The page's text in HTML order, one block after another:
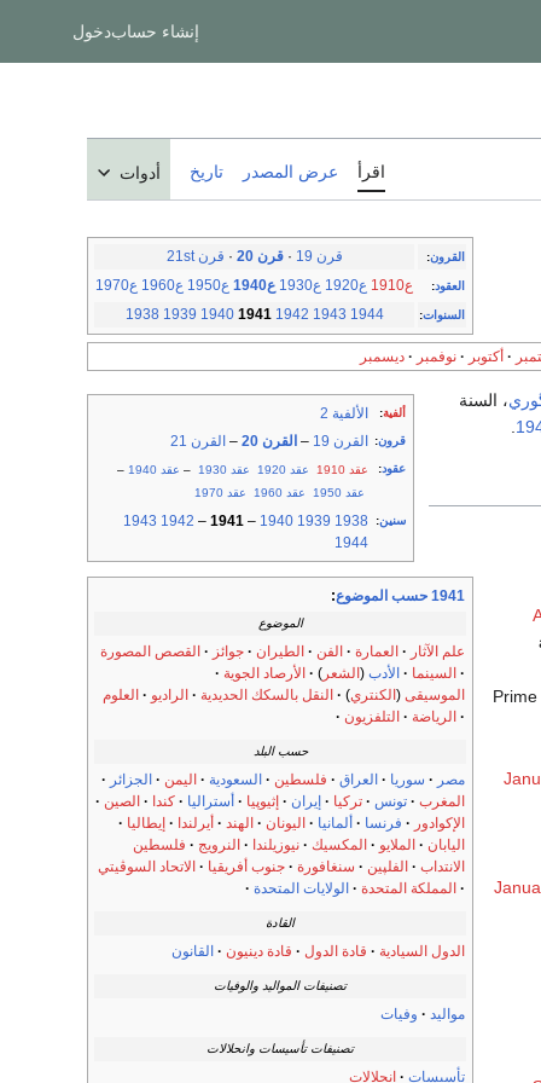
إنشاء حسابدخول
اقرأ عرض المصدر تاريخ أدوات
القرون: قرن 19 ·قرن 20 · قرن 21st
العقود: ع1910 ع1920 ع1930 ع1940 ع1950 ع1960 ع1970
السنوات:
1938 1939 1940 1941 1942 1943 1944
أكتوبر نوفمبر ديسمبر
ألفية: الألفية 2
قرون: القرن 19 – القرن 20 – القرن 21
عقود: عقد 1910 عقد 1920 عقد 1930 – عقد 1940
–
عقد 1950
عقد 1960 عقد 1970
سنين:
1938
1939
1940
–
1941
–
1942
1943
1944
1941 حسب الموضوع :
الموضوع
علم الآثار العمارة الفن الطيران جوائز
القصص المصورة
السينما
الأدب ( الشعر )
الأرصاد الجوية
الموسيقى ( الكنتري) النقل بالسكك الحديدية الراديو
العلوم
الرياضة
التلفزيون
حسب البلد
مصر سوريا العراق فلسطين السعودية اليمن
الجزائر
المغرب
تونس تركيا إيران إثيوپيا أستراليا كندا
الصين
الإكوادور
فرنسا ألمانيا اليونان الهند أيرلندا
إيطاليا
اليابان
الملايو المكسيك نيوزيلندا النرويج
فلسطين
الانتداب
الفلپين سنغافورة جنوب أفريقيا
الاتحاد السوڤيتي
المملكة المتحدة
الولايات المتحدة
القادة
الدول السيادية قادة الدول قادة دينيون القانون
تصنيفات المواليد والوفيات
مواليد وفيات
تصنيفات تأسيسات وانحلالات
تأسيسات انحلالات
، السنة